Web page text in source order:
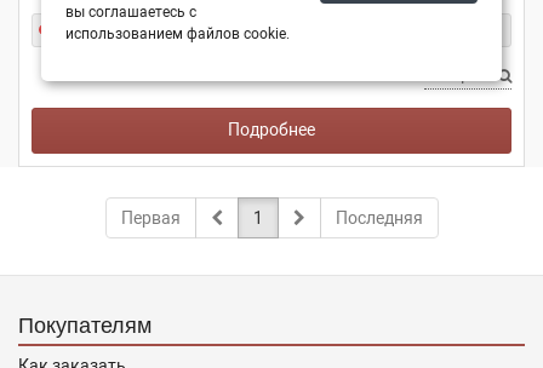
Под заказ
Все цены
Подробнее
Первая 1 Последняя
Покупателям
вы соглашаетесь с
использованием файлов cookie.